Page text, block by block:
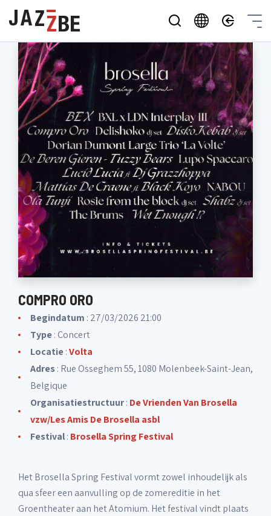
COMPRO ORO
Begindatum : 27/03/2026 21:00
Type: Concert
Locatie:Volta
Adres: Rue Osseghem 55, 1080 Molenbeek-Saint-Jean,
Belgique
Organisatiestructuur: De Vrienden Van Brosella
vzw/Les Amis De Brosella asbl
Festival: Brosella Spring Festival
Het Brosella Spring Festival vormt zowel inhoudelijk als
qua sfeer een aanvulling op de zomereditie in het
Groentheater aan het Atomium. Het festival vindt plaats